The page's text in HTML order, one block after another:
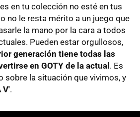
en tu colección no esté en tus
no le resta mérito a un juego que
la mano por la cara a todos
Pueden estar orgullosos,
generación tiene todas las
en GOTY de la actual. Es
sobre la situación que vivimos, y
V'.